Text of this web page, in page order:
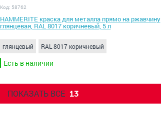
Код: 58762
HAMMERITE краска для металла прямо на ржавчину
глянцевая, RAL 8017 коричневый, 5 л
глянцевый RAL 8017 коричневый
Есть в наличии
ПОКАЗАТЬ ВСЕ 13